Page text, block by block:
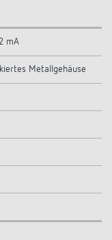
mA
Metallgehäuse